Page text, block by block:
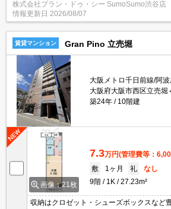
キュリティ面は、TVインターホン・オート
るので安全面でも優れております。エレベ
株式会社プラン・ドゥ・シー SumoSumo渋谷店
情報更新日 2026/08/07
賃貸マンション Gran Pino 立売堀
大阪メトロ千日前線/阿
大阪府大阪市西区立売堀
築24年
10階建
画像：21枚
7.3万円(管理費等：
敷
1ヶ月 礼
なし
9階
1K 27.23m²
収納はクロゼット・シューズボックスなど